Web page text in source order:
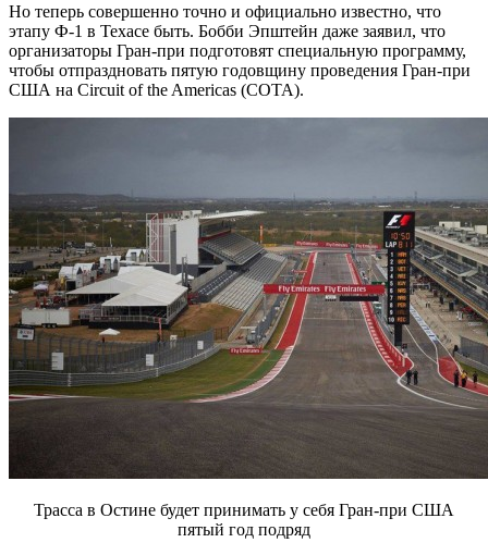
Но теперь совершенно точно и официально известно, что
этапу Ф-1 в Техасе быть. Бобби Эпштейн даже заявил, что
организаторы Гран-при подготовят специальную программу,
чтобы отпраздновать пятую годовщину проведения Гран-при
США на Circuit of the Americas (СОТА).
Трасса в Остине будет принимать у себя Гран-при США
пятый год подряд